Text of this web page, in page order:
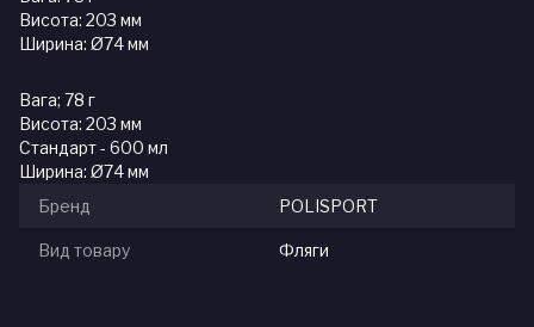
Висота: 203 мм
Ширина: Ø74 мм
Вага; 78 г
Висота: 203 мм
Стандарт - 600 мл
Ширина: Ø74 мм
Бренд
POLISPORT
Вид товару Фляги